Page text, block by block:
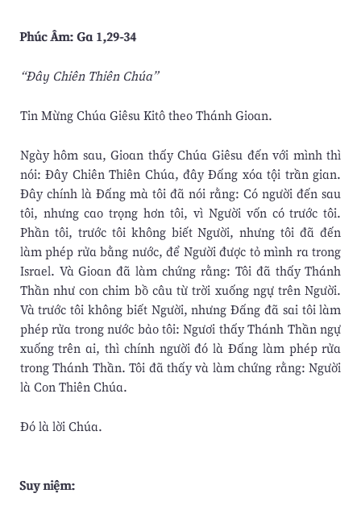
Phúc Âm: Ga 1,29-34
“Ðây Chiên Thiên Chúa”
Tin Mừng Chúa Giêsu Kitô theo Thánh Gioan.
Ngày hôm sau, Gioan thấy Chúa Giêsu đến với mình thì
nói: Ðây Chiên Thiên Chúa, đây Ðấng xóa tội trần gian.
Ðây chính là Ðấng mà tôi đã nói rằng: Có người đến sau
tôi, nhưng cao trọng hơn tôi, vì Người vốn có trước tôi.
Phần tôi, trước tôi không biết Người, nhưng tôi đã đến
làm phép rửa bằng nước, để Người được tỏ mình ra trong
Israel. Và Gioan đã làm chứng rằng: Tôi đã thấy Thánh
Thần như con chim bồ câu từ trời xuống ngự trên Người.
Và trước tôi không biết Người, nhưng Ðấng đã sai tôi làm
phép rửa trong nước bảo tôi: Ngươi thấy Thánh Thần ngự
xuống trên ai, thì chính người đó là Ðấng làm phép rửa
trong Thánh Thần. Tôi đã thấy và làm chứng rằng: Người
là Con Thiên Chúa.
Ðó là lời Chúa.
Suy niệm: